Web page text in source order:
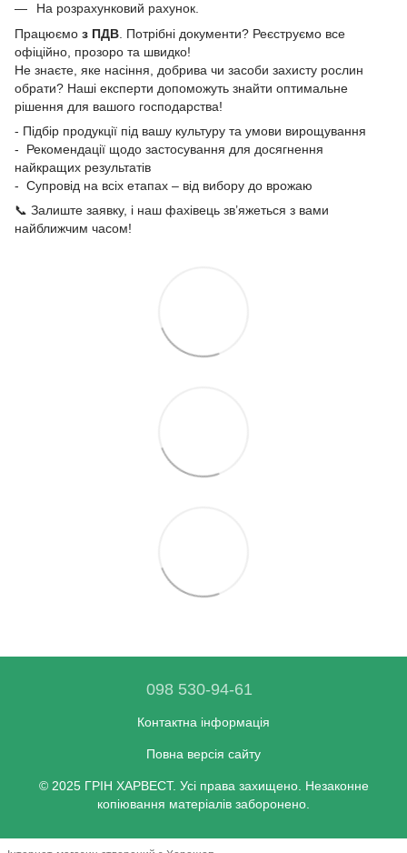
На розрахунковий рахунок.
Працюємо з ПДВ. Потрібні документи? Реєструємо все
офіційно, прозоро та швидко!
Не знаєте, яке насіння, добрива чи засоби захисту рослин
обрати? Наші експерти допоможуть знайти оптимальне
рішення для вашого господарства!
- Підбір продукції під вашу культуру та умови вирощування
- Рекомендації щодо застосування для досягнення
найкращих результатів
- Супровід на всіх етапах – від вибору до врожаю
📞 Залиште заявку, і наш фахівець зв’яжеться з вами
найближчим часом!
098 530-94-61
Контактна інформація
Повна версія сайту
© 2025 ГРІН ХАРВЕСТ. Усі права захищено. Незаконне
копіювання матеріалів заборонено.